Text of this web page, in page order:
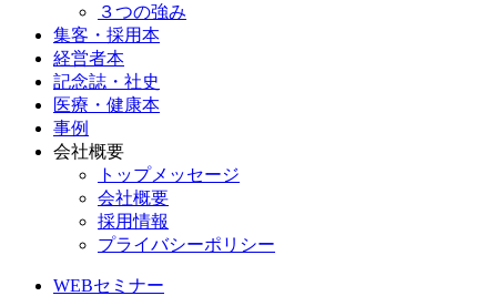
３つの強み
集客・採用本
経営者本
記念誌・社史
医療・健康本
事例
会社概要
トップメッセージ
会社概要
採用情報
プライバシーポリシー
WEBセミナー